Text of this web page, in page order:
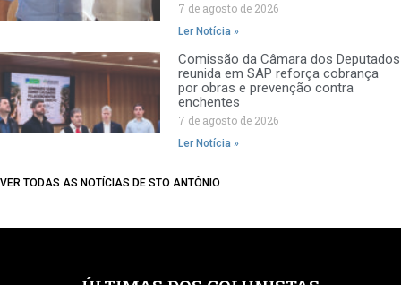
7 de agosto de 2026
Ler Notícia »
Comissão da Câmara dos Deputados
reunida em SAP reforça cobrança
por obras e prevenção contra
enchentes
7 de agosto de 2026
Ler Notícia »
VER TODAS AS NOTÍCIAS DE STO ANTÔNIO